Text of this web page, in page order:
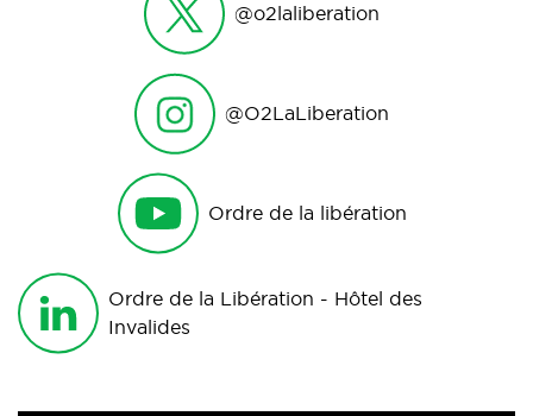
@o2laliberation
@O2LaLiberation
Ordre de la libération
Ordre de la Libération - Hôtel des
Invalides